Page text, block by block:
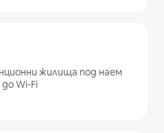
жилища под наем
Wi-Fi